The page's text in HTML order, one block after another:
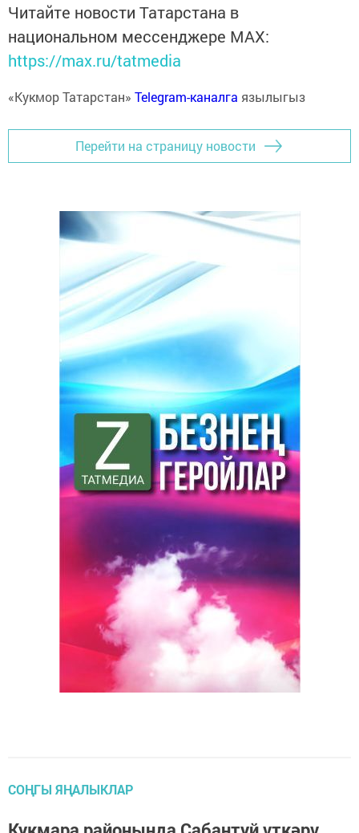
Читайте новости Татарстана в
национальном мессенджере MАХ:
https://max.ru/tatmedia
«Кукмор Татарстан» Telegram-каналга язылыгыз
Перейти на страницу новости
СОҢГЫ ЯҢАЛЫКЛАР